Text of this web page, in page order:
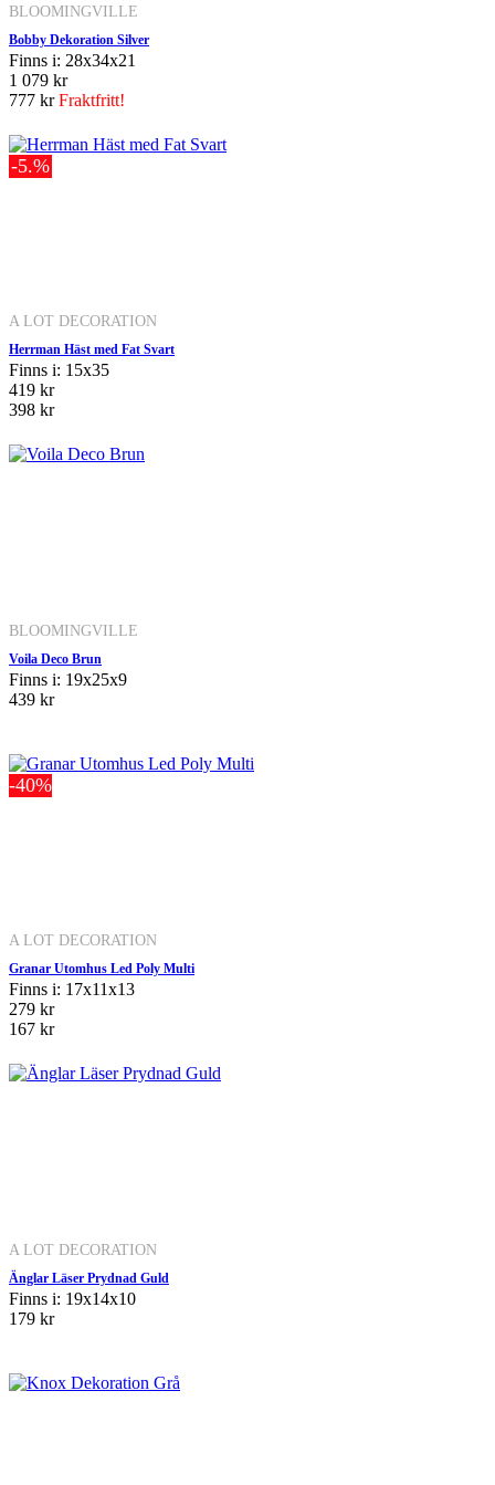
BLOOMINGVILLE
Bobby Dekoration Silver
Finns i: 28x34x21
1 079 kr
777 krFraktfritt!
-5.%
A LOT DECORATION
Herrman Häst med Fat Svart
Finns i: 15x35
419 kr
398 kr
BLOOMINGVILLE
Voila Deco Brun
Finns i: 19x25x9
439 kr
-40%
A LOT DECORATION
Granar Utomhus Led Poly Multi
Finns i: 17x11x13
279 kr
167 kr
A LOT DECORATION
Änglar Läser Prydnad Guld
Finns i: 19x14x10
179 kr